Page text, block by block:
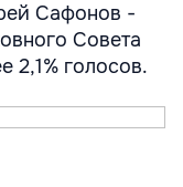
Сафонов -
Совета
2,1% голосов.